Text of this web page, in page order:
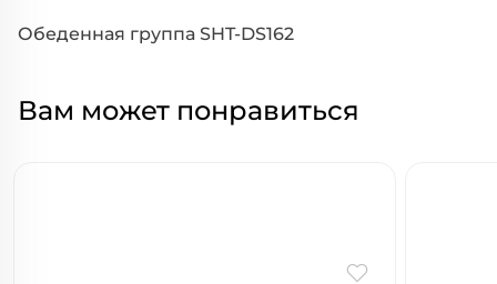
Обеденная группа SHT-DS162
Вам может понравиться